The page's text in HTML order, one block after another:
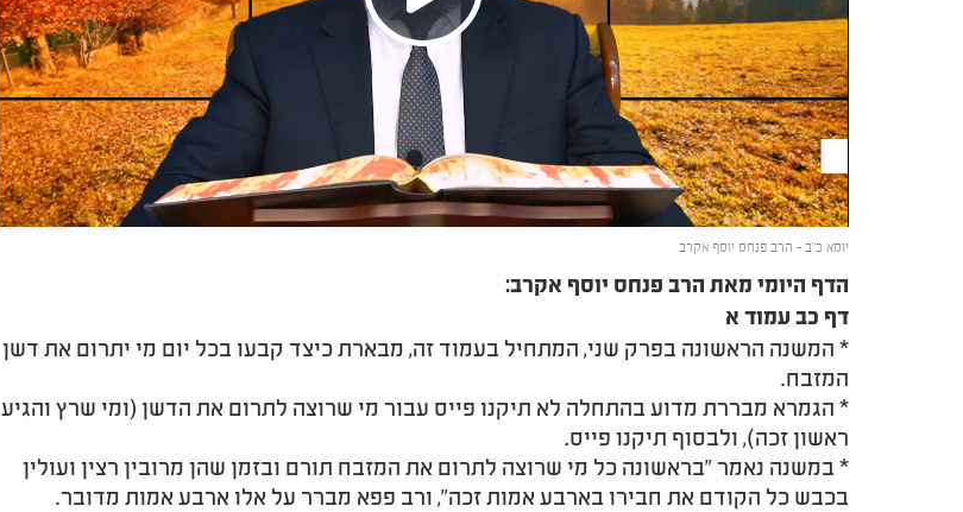
Play
Video
יומא כ"ב - הרב פנחס יוסף אקרב
הדף היומי מאת הרב פנחס יוסף אקרב:
דף כב עמוד א
* המשנה הראשונה בפרק שני, המתחיל בעמוד זה, מבארת כיצד קבעו בכל יום מי יתרום את דשן
המזבח.
* הגמרא מבררת מדוע בהתחלה לא תיקנו פייס עבור מי שרוצה לתרום את הדשן (ומי שרץ והגיע
ראשון זכה), ולבסוף תיקנו פייס.
* במשנה נאמר "בראשונה כל מי שרוצה לתרום את המזבח תורם ובזמן שהן מרובין רצין ועולין
בכבש כל הקודם את חבירו בארבע אמות זכה", ורב פפא מברר על אלו ארבע אמות מדובר.